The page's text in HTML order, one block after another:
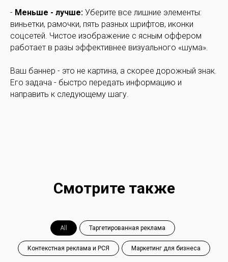
- Меньше - лучше: Уберите все лишние элементы:
виньетки, рамочки, пять разных шрифтов, иконки
соцсетей. Чистое изображение с ясным оффером
работает в разы эффективнее визуального «шума».
Ваш баннер - это не картина, а скорее дорожный знак.
Его задача - быстро передать информацию и
направить к следующему шагу.
Смотрите также
All Таргетированная реклама
Контекстная реклама и РСЯ Маркетинг для бизнеса